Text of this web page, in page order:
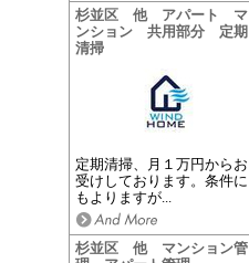
杉並区 他 アパート マ
ンション 共用部分 定期
清掃
定期清掃、月１万円からお
受けしております。条件に
もよりますが...
杉並区 他 マンション管